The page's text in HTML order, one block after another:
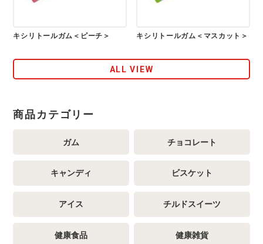
キシリトールガム＜ピーチ＞ キシリトールガム＜マスカット＞
ALL VIEW
商品カテゴリー
ガム チョコレート
キャンディ ビスケット
アイス チルドスイーツ
健康食品 健康雑貨